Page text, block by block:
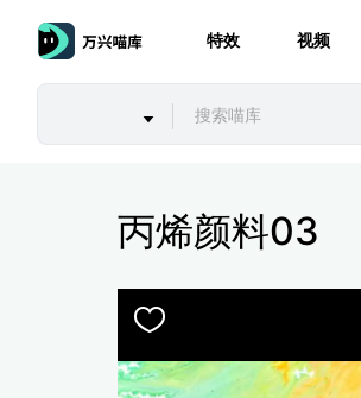
特效 视频
丙烯颜料03